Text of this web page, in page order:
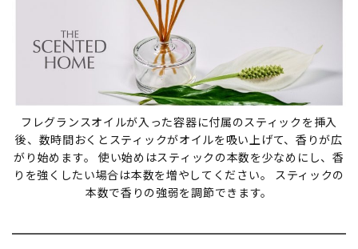
フレグランスオイルが入った容器に付属のスティックを挿入
後、数時間おくとスティックがオイルを吸い上げて、香りが広
がり始めます。 使い始めはスティックの本数を少なめにし、香
りを強くしたい場合は本数を増やしてください。 スティックの
本数で香りの強弱を調節できます。